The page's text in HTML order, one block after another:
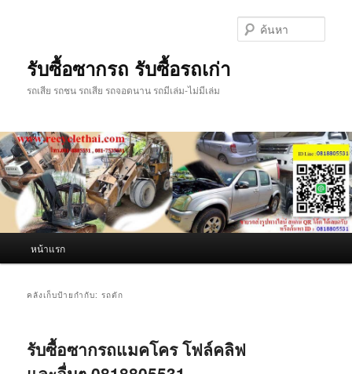
รับซื้อซากรถ รับซื้อรถเก่า
รถเสีย รถชน รถเสีย รถจอดนาน รถมีเล่ม-ไม่มีเล่ม
หน้าแรก
คลังเก็บป้ายกำกับ:รถตัก
รับซื้อซากรถแมคโคร โฟล์คลิฟ